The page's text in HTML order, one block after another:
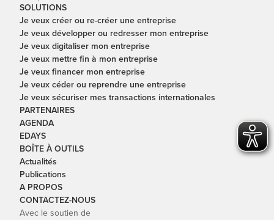
SOLUTIONS
Je veux créer ou re-créer une entreprise
Je veux développer ou redresser mon entreprise
Je veux digitaliser mon entreprise
Je veux mettre fin à mon entreprise
Je veux financer mon entreprise
Je veux céder ou reprendre une entreprise
Je veux sécuriser mes transactions internationales
PARTENAIRES
AGENDA
EDAYS
BOÎTE À OUTILS
Actualités
Publications
A PROPOS
CONTACTEZ-NOUS
Avec le soutien de